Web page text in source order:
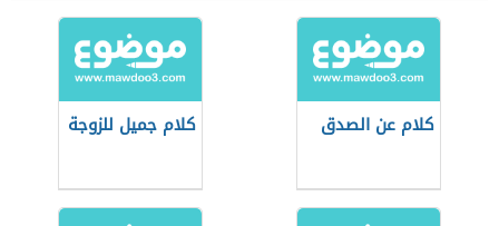
كلام عن الصدق كلام جميل للزوجة